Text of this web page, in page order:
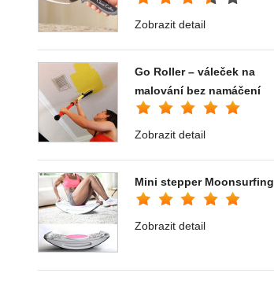
Zobrazit detail
Go Roller – váleček na
malování bez namáčení
Zobrazit detail
Mini stepper Moonsurfing
Zobrazit detail